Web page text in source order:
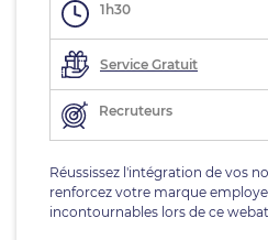
1h30
Service Gratuit
Recruteurs
Réussissez l'intégration de vos
renforcez votre marque
incontournables lors de ce